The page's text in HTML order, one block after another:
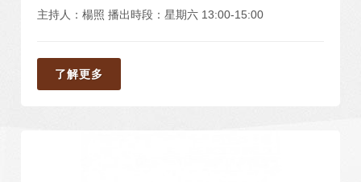
主持人：楊照 播出時段：星期六 13:00-15:00
了解更多